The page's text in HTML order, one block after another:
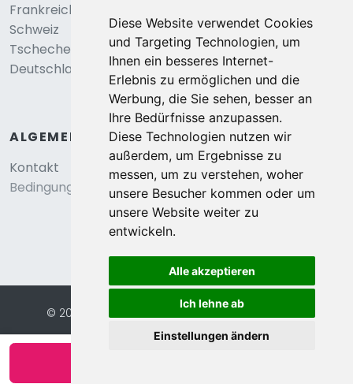
Diese Website verwendet Cookies
und Targeting Technologien, um
Ihnen ein besseres Internet-
Erlebnis zu ermöglichen und die
Werbung, die Sie sehen, besser an
Ihre Bedürfnisse anzupassen.
Diese Technologien nutzen wir
außerdem, um Ergebnisse zu
messen, um zu verstehen, woher
unsere Besucher kommen oder um
unsere Website weiter zu
entwickeln.
Alle akzeptieren
Ich lehne ab
Einstellungen ändern
Frankreich
Schweiz
Tschechei
Deutschland
ALGEMEIN
Kontakt
Bedingungen und konditionen
© 2026 Eurochalets | Website von FalcoTravel
Sichere Online-Bezahlung mit